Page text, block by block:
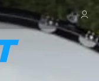
جستجو کردن